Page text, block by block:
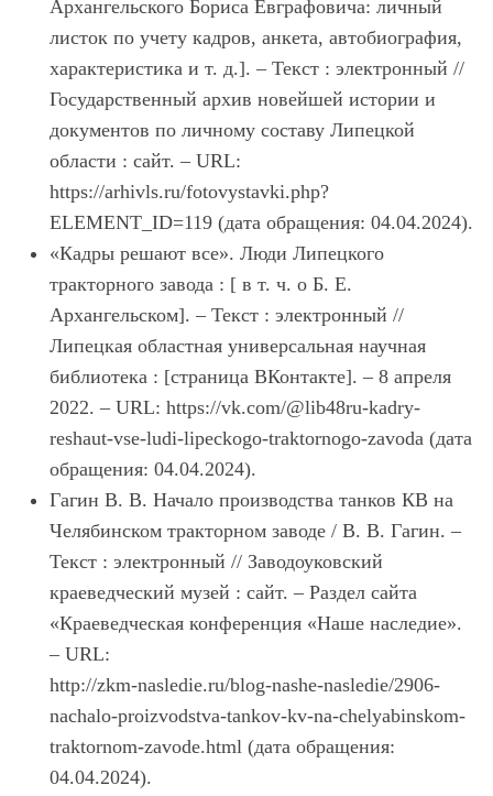
Архангельского Бориса Евграфовича: личный
листок по учету кадров, анкета, автобиография,
характеристика и т. д.]. – Текст : электронный //
Государственный архив новейшей истории и
документов по личному составу Липецкой
области : сайт. – URL:
https://arhivls.ru/fotovystavki.php?
ELEMENT_ID=119 (дата обращения: 04.04.2024).
«Кадры решают все». Люди Липецкого
тракторного завода : [ в т. ч. о Б. Е.
Архангельском]. – Текст : электронный //
Липецкая областная универсальная научная
библиотека : [страница ВКонтакте]. – 8 апреля
2022. – URL: https://vk.com/@lib48ru-kadry-
reshaut-vse-ludi-lipeckogo-traktornogo-zavoda (дата
обращения: 04.04.2024).
Гагин В. В. Начало производства танков КВ на
Челябинском тракторном заводе / В. В. Гагин. –
Текст : электронный // Заводоуковский
краеведческий музей : сайт. – Раздел сайта
«Краеведческая конференция «Наше наследие».
– URL:
http://zkm-nasledie.ru/blog-nashe-nasledie/2906-
nachalo-proizvodstva-tankov-kv-na-chelyabinskom-
traktornom-zavode.html (дата обращения:
04.04.2024).